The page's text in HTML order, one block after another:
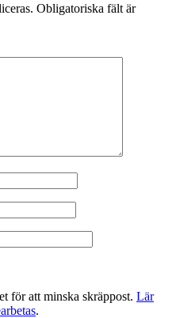
Obligatoriska fält är
för att minska skräppost. Lär
.